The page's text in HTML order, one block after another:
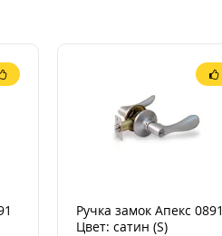
Ручка замок Апекс 0891
Цвет: сатин (S)